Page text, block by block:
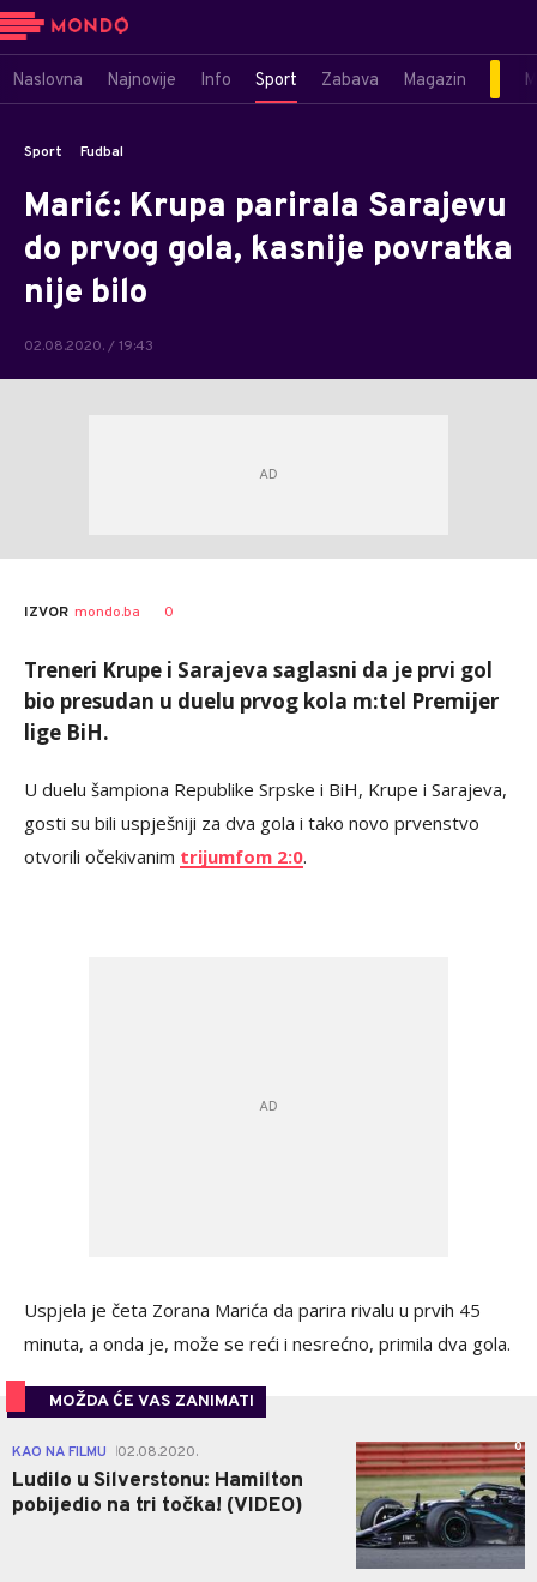
Naslovna Najnovije Info Sport Zabava Magazin
Sport Fudbal
Marić: Krupa parirala Sarajevu
do prvog gola, kasnije povratka
nije bilo
02.08.2020. / 19:43
IZVOR mondo.ba 0
Treneri Krupe i Sarajeva saglasni da je prvi gol
bio presudan u duelu prvog kola m:tel Premijer
lige BiH.
U duelu šampiona Republike Srpske i BiH, Krupe i Sarajeva,
gosti su bili uspješniji za dva gola i tako novo prvenstvo
otvorili očekivanim trijumfom 2:0.
Uspjela je četa Zorana Marića da parira rivalu u prvih 45
minuta, a onda je, može se reći i nesrećno, primila dva gola.
MOŽDA ĆE VAS ZANIMATI
KAO NA FILMU 02.08.2020.
Ludilo u Silverstonu: Hamilton
pobijedio na tri točka! (VIDEO)
0